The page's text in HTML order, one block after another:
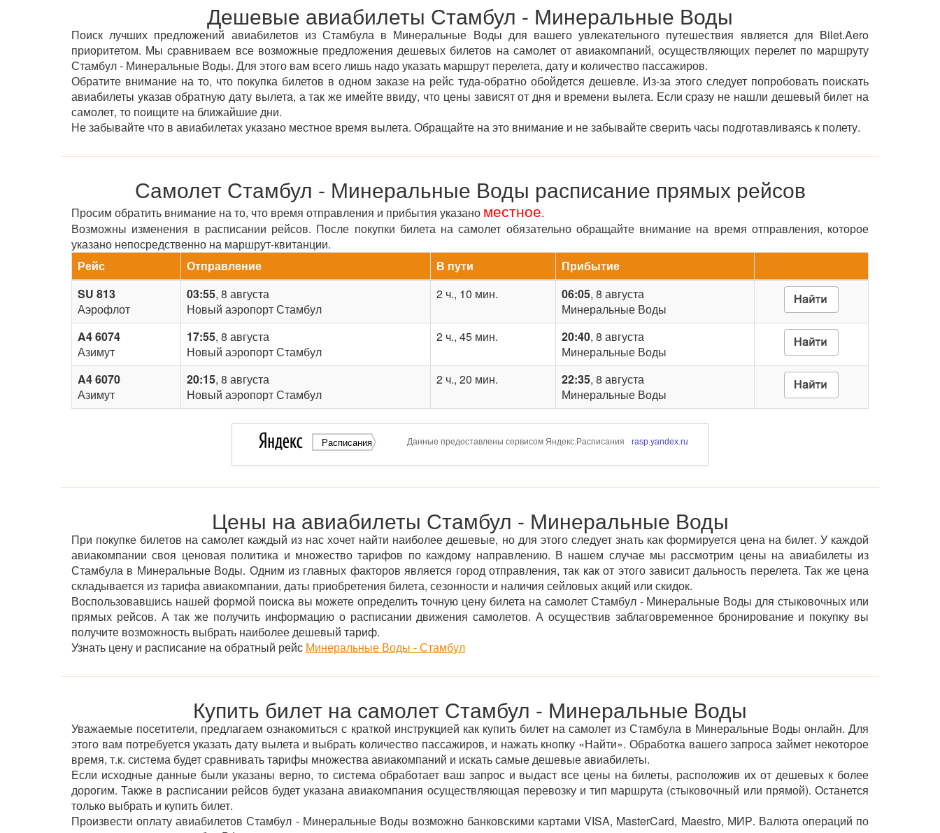
Дешевые авиабилеты Стамбул - Минеральные Воды
Поиск лучших предложений авиабилетов из Стамбула в Минеральные Воды для вашего увлекательного путешествия является для Bilet.Aero
приоритетом. Мы сравниваем все возможные предложения дешевых билетов на самолет от авиакомпаний, осуществляющих перелет по маршруту
Стамбул - Минеральные Воды. Для этого вам всего лишь надо указать маршрут перелета, дату и количество пассажиров.
Обратите внимание на то, что покупка билетов в одном заказе на рейс туда-обратно обойдется дешевле. Из-за этого следует попробовать поискать
авиабилеты указав обратную дату вылета, а так же имейте ввиду, что цены зависят от дня и времени вылета. Если сразу не нашли дешевый билет на
самолет, то поищите на ближайшие дни.
Не забывайте что в авиабилетах указано местное время вылета. Обращайте на это внимание и не забывайте сверить часы подготавливаясь к полету.
Самолет Стамбул - Минеральные Воды расписание прямых рейсов
Просим обратить внимание на то, что время отправления и прибытия указано местное.
Возможны изменения в расписании рейсов. После покупки билета на самолет обязательно обращайте внимание на время отправления, которое
указано непосредственно на маршрут-квитанции.
Рейс
Отправление В пути
Прибытие
SU 813
Аэрофлот
03:55, 8 августа
Новый аэропорт Стамбул
2 ч., 10 мин. 06:05, 8 августа
Минеральные Воды
A4 6074
Азимут
17:55, 8 августа
Новый аэропорт Стамбул
2 ч., 45 мин. 20:40, 8 августа
Минеральные Воды
A4 6070
Азимут
20:15, 8 августа
Новый аэропорт Стамбул
2 ч., 20 мин. 22:35, 8 августа
Минеральные Воды
Расписания Данные предоставлены сервисом Яндекс.Расписания rasp.yandex.ru
Цены на авиабилеты Стамбул - Минеральные Воды
При покупке билетов на самолет каждый из нас хочет найти наиболее дешевые, но для этого следует знать как формируется цена на билет. У каждой
авиакомпании своя ценовая политика и множество тарифов по каждому направлению. В нашем случае мы рассмотрим цены на авиабилеты из
Стамбула в Минеральные Воды. Одним из главных факторов является город отправления, так как от этого зависит дальность перелета. Так же цена
складывается из тарифа авиакомпании, даты приобретения билета, сезонности и наличия сейловых акций или скидок.
Воспользовавшись нашей формой поиска вы можете определить точную цену билета на самолет Стамбул - Минеральные Воды для стыковочных или
прямых рейсов. А так же получить информацию о расписании движения самолетов. А осуществив заблаговременное бронирование и покупку вы
получите возможность выбрать наиболее дешевый тариф.
Узнать цену и расписание на обратный рейс Минеральные Воды - Стамбул
Купить билет на самолет Стамбул - Минеральные Воды
Уважаемые посетители, предлагаем ознакомиться с краткой инструкцией как купить билет на самолет из Стамбула в Минеральные Воды онлайн. Для
этого вам потребуется указать дату вылета и выбрать количество пассажиров, и нажать кнопку «Найти». Обработка вашего запроса займет некоторое
время, т.к. система будет сравнивать тарифы множества авиакомпаний и искать самые дешевые авиабилеты.
Если исходные данные были указаны верно, то система обработает ваш запрос и выдаст все цены на билеты, расположив их от дешевых к более
дорогим. Также в расписании рейсов будет указана авиакомпания осуществляющая перевозку и тип маршрута (стыковочный или прямой). Останется
только выбрать и купить билет.
Произвести оплату авиабилетов Стамбул - Минеральные Воды возможно банковскими картами VISA, MasterCard, Maestro, МИР. Валюта операций по